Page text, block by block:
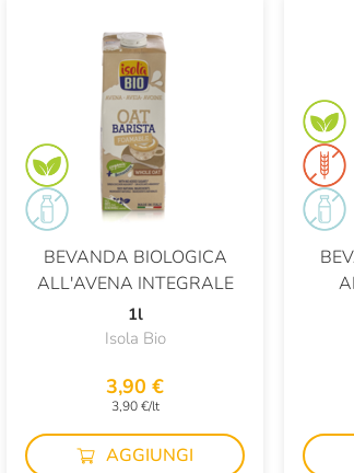
BEVANDA BIOLOGICA
ALL'AVENA INTEGRALE
1l
Isola Bio
3,90 €
3,90 €/lt
AGGIUNGI